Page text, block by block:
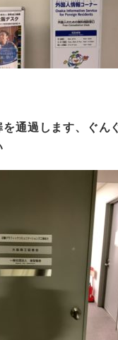
を通過します、ぐん